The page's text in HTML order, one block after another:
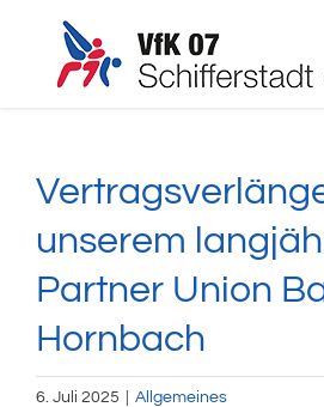
springen
unserem
Partner Union
Hornbach
6. Juli 2025 Allgemeines